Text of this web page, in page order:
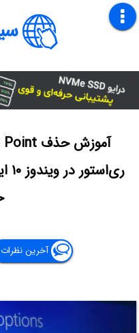
آخرین نظرات